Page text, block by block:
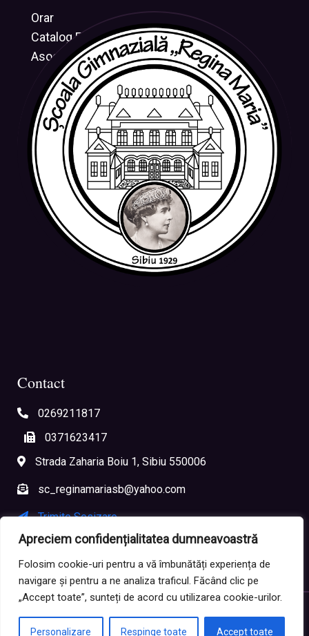
Apreciem confidențialitatea dumneavoastră
Folosim cookie-uri pentru a vă îmbunătăți experiența de
navigare și pentru a ne analiza traficul. Făcând clic pe
„Accept toate”, sunteți de acord cu utilizarea cookie-urilor.
Personalizare Respinge toate Accept toate
Orar
Catalog Electronic
Asociația CRESUS
Contact
0269211817
0371623417
Strada Zaharia Boiu 1, Sibiu 550006
sc_reginamariasb@yahoo.com
Trimite Sesizare
Sesizare Anonimă
Copyright ©2026Școala Gimnazială „Regina Maria” Sibiu